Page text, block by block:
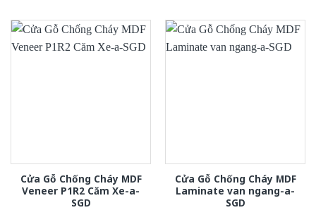
Cửa Gỗ Chống Cháy MDF
Veneer P1R2 Căm Xe-a-
SGD
Cửa Gỗ Chống Cháy MDF
Laminate van ngang-a-
SGD